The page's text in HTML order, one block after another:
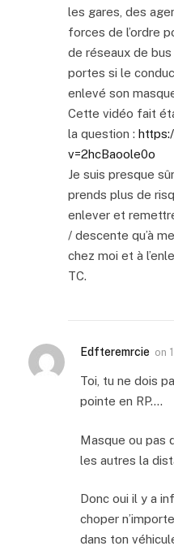
les gares, des
forces de l’ordre
de réseaux de
portes si le
enlevé son
Cette vidéo fait
la question :
v=2hcBaoole0o
Je suis presque
prends plus de
enlever et
/ descente qu’à
chez moi et à
TC.
Edfteremrcie on
Toi, tu ne dois
pointe en RP….
Masque ou pas
les autres la
Donc oui il y a
choper
dans ton